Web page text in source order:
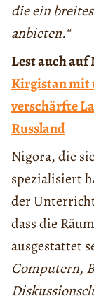
die ein
anbieten.“
Lest auch auf
Kirgistan mit
verschärfte
Russland
Nigora, die
spezialisiert
der
dass die
ausgestattet
Computern,